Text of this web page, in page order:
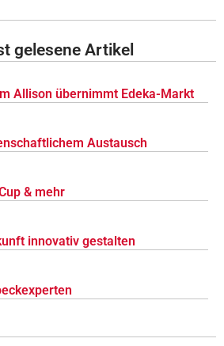
gelesene Artikel
Allison übernimmt Edeka-Markt
Austausch
& mehr
innovativ gestalten